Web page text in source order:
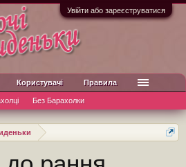
Увійти або зареєструватися
Без Барахолки
Користувачі Правила